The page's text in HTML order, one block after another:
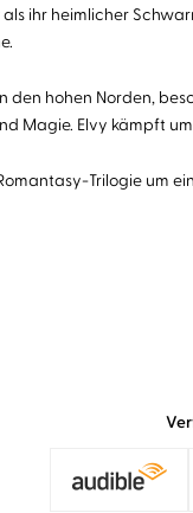
ihr heimlicher
den hohen Norden,
Magie. Elvy kämpft
Trilogie um